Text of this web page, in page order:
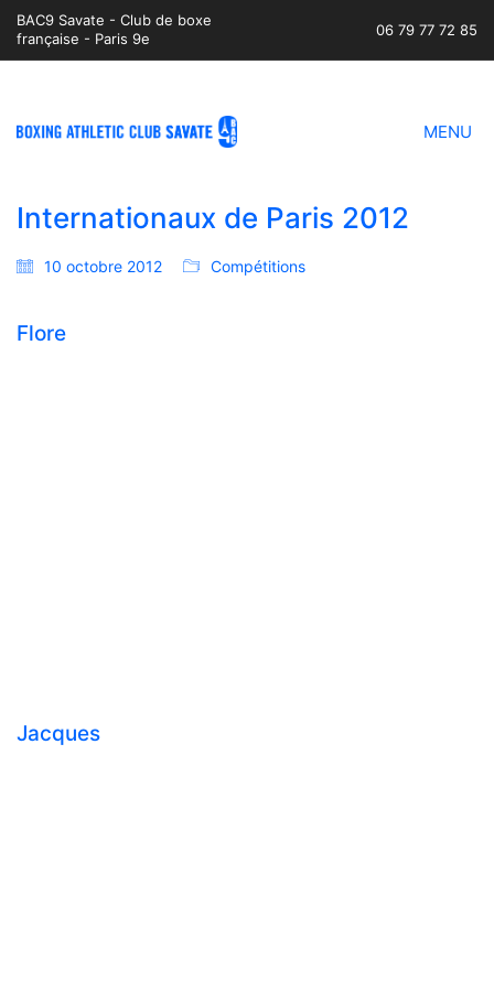
BAC9 Savate - Club de boxe
française - Paris 9e
06 79 77 72 85
MENU
Internationaux de Paris 2012
10 octobre 2012 Compétitions
Flore
Jacques